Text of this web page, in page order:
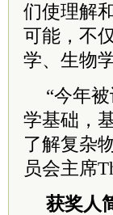
们使理解
可能，不
学、生物
“今年
学基础，
了解复杂
员会主席
获奖人